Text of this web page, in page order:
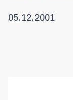
05.12.2001